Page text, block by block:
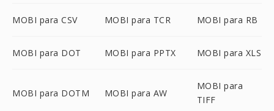
MOBI para CSV MOBI para TCR MOBI para RB
MOBI para DOT MOBI para PPTX MOBI para XLS
MOBI para DOTM MOBI para AW
MOBI para
TIFF